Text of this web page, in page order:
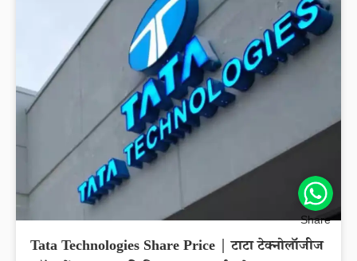
Tata Technologies Share Price | टाटा टेक्नोलॉजीज
Share